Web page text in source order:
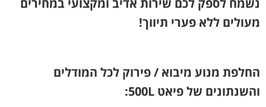
מעולים ללא פערי תיווך!
החלפת מנוע מיבוא / פירוק לכל המודלים
והשנתונים של פיאט 500L: